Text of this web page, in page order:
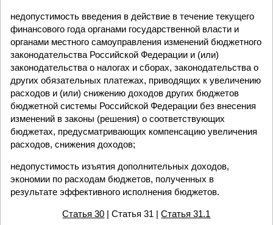
недопустимость введения в действие в течение текущего
финансового года органами государственной власти и
органами местного самоуправления изменений бюджетного
законодательства Российской Федерации и (или)
законодательства о налогах и сборах, законодательства о
других обязательных платежах, приводящих к увеличению
расходов и (или) снижению доходов других бюджетов
бюджетной системы Российской Федерации без внесения
изменений в законы (решения) о соответствующих
бюджетах, предусматривающих компенсацию увеличения
расходов, снижения доходов;
недопустимость изъятия дополнительных доходов,
экономии по расходам бюджетов, полученных в
результате эффективного исполнения бюджетов.
Статья 30 | Статья 31 |Статья 31.1